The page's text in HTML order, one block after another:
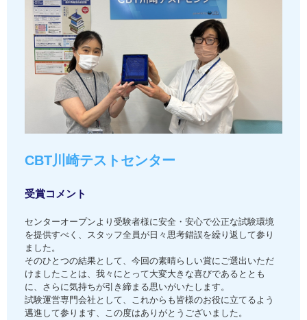
CBT川崎テストセンター
受賞コメント
センターオープンより受験者様に安全・安心で公正な試験環境
を提供すべく、スタッフ全員が日々思考錯誤を繰り返して参り
ました。
そのひとつの結果として、今回の素晴らしい賞にご選出いただ
けましたことは、我々にとって大変大きな喜びであるととも
に、さらに気持ちが引き締まる思いがいたします。
試験運営専門会社として、これからも皆様のお役に立てるよう
邁進して参ります、この度はありがとうございました。